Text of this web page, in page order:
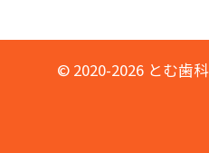
© 2020-2026 とむ歯